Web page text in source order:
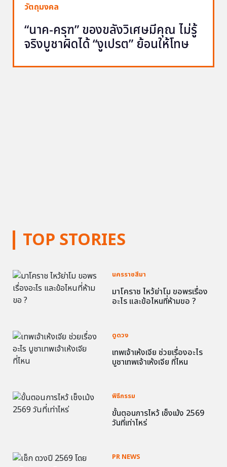
TOP STORIES
นครราชสีมา
มาโคราช ไหว้ย่าโม ขอพรเรื่อง
อะไร และข้อไหนที่ห้ามขอ ?
ดูดวง
เทพเจ้าเห้งเจีย ช่วยเรื่องอะไร
บูชาเทพเจ้าเห้งเจีย ที่ไหน
พิธีกรรม
ขั้นตอนการไหว้ เช็งเม้ง 2569
วันที่เท่าไหร่
PR NEWS
วัตถุมงคล
“นาค-ครุฑ” ของขลังวิเศษมีคุณ ไม่รู้
จริงบูชาผิดได้ “งูเปรต” ย้อนให้โทษ